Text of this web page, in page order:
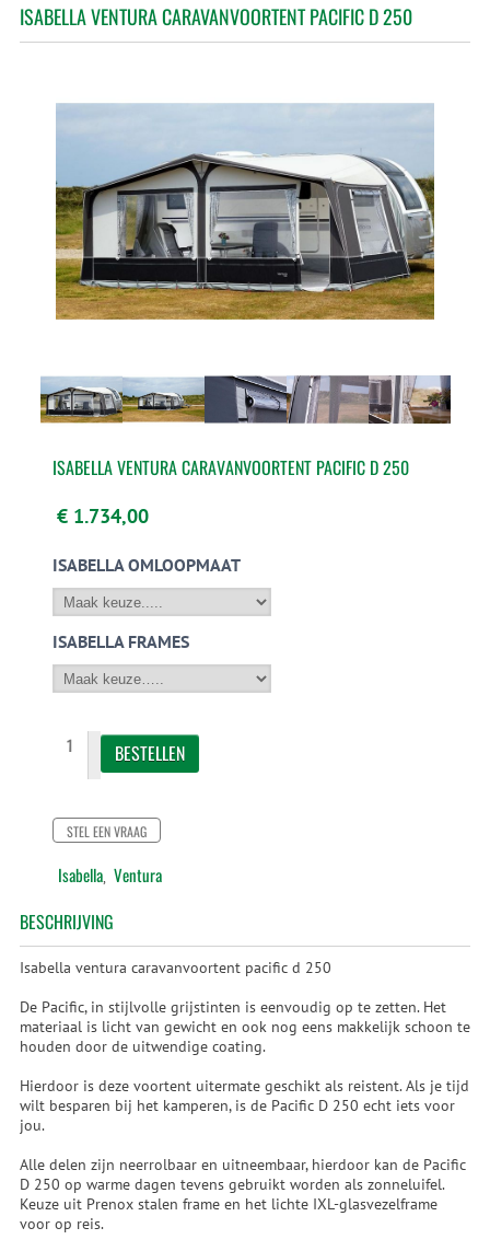
ISABELLA VENTURA CARAVANVOORTENT PACIFIC D 250
ISABELLA VENTURA CARAVANVOORTENT PACIFIC D 250
€ 1.734,00
ISABELLA OMLOOPMAAT
ISABELLA FRAMES
STEL EEN VRAAG
Isabella, Ventura
BESCHRIJVING
Isabella ventura caravanvoortent pacific d 250
De Pacific, in stijlvolle grijstinten is eenvoudig op te zetten. Het
materiaal is licht van gewicht en ook nog eens makkelijk schoon te
houden door de uitwendige coating.
Hierdoor is deze voortent uitermate geschikt als reistent. Als je tijd
wilt besparen bij het kamperen, is de Pacific D 250 echt iets voor
jou.
Alle delen zijn neerrolbaar en uitneembaar, hierdoor kan de Pacific
D 250 op warme dagen tevens gebruikt worden als zonneluifel.
Keuze uit Prenox stalen frame en het lichte IXL-glasvezelframe
voor op reis.